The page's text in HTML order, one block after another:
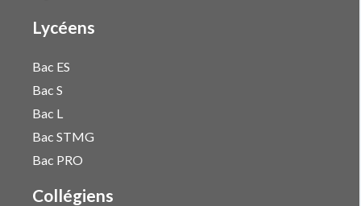
Lycéens
Bac ES
Bac S
Bac L
Bac STMG
Bac PRO
Collégiens